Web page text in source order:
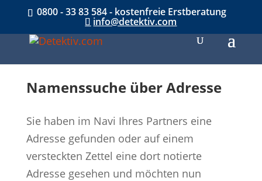
0800 - 33 83 584 - kostenfreie Erstberatung
info@detektiv.com
Namenssuche über Adresse
Sie haben im Navi Ihres Partners eine
Adresse gefunden oder auf einem
versteckten Zettel eine dort notierte
Adresse gesehen und möchten nun